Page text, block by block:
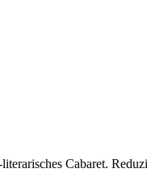
Cabaret.